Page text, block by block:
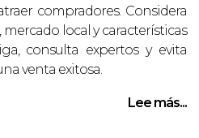
compradores. Considera
local y características
consulta expertos y evita
venta exitosa.
Lee más...